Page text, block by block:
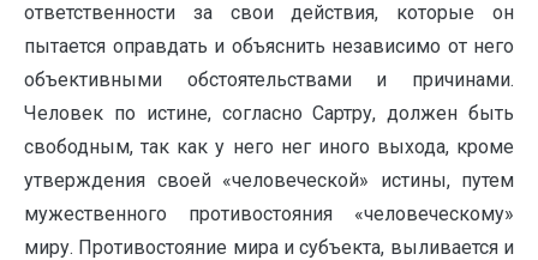
ответственности за свои действия, которые он
пытается оправдать и объяснить независимо от него
объективными обстоятельствами и причинами.
Человек по истине, согласно Сартру, должен быть
свободным, так как у него нег иного выхода, кроме
утверждения своей «человеческой» истины, путем
мужественного противостояния «человеческому»
миру. Противостояние мира и субъекта, выливается и